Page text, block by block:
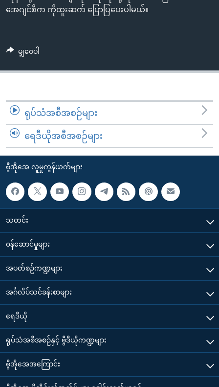
ကျော်
နေရာ
အေဂျင်စီက ကိုထူးဆက် ပြောပြပေးပါမယ်။
မျှဝေပါ
ရုပ်သံအစီအစဉ်များ
ရေဒီယိုအစီအစဉ်များ
ဗွီအိုအေ လူမှုကွန်ယက်များ
သတင်း
၀န်ဆောင်မှုများ
အပတ်စဉ်ကဏ္ဍများ
အင်္ဂလိပ်သင်ခန်းစာများ
ရေဒီယို
ရုပ်သံအစီအစဉ်နှင့် ဗွီဒီယိုကဏ္ဍများ
ဗွီအိုအေအကြောင်း